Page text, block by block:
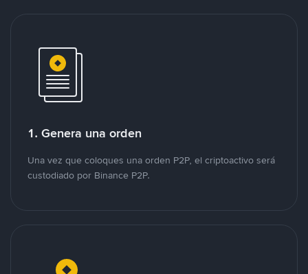
1. Genera una orden
Una vez que coloques una orden P2P, el criptoactivo será
custodiado por Binance P2P.